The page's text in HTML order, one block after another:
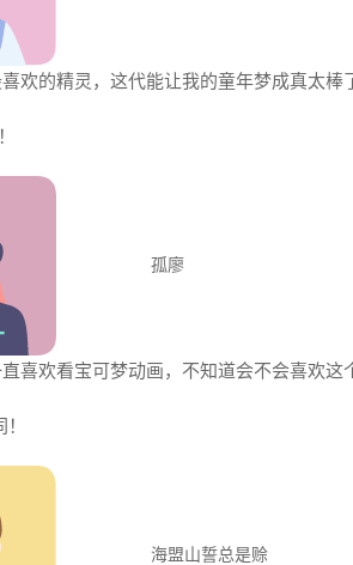
欢的精灵，这代能让我的童年梦成真太棒
孤廖
喜欢看宝可梦动画，不知道会不会喜欢这
海盟山誓总是赊